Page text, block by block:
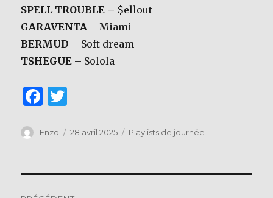
SPELL TROUBLE – $ellout
GARAVENTA – Miami
BERMUD – Soft dream
TSHEGUE – Solola
F
c
b
it
r
Auteur
Enzo
Publié
28 avril 2025 Catégories
Playlists de journée